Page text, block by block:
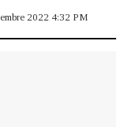
2022 4:32 PM